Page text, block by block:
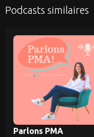
Podcasts similaires
Parlons PMA